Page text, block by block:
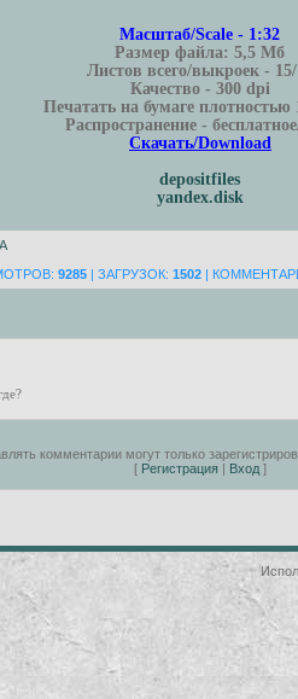
Масштаб/Scale - 1:32
Размер файла: 5,5 Мб
Листов всего/выкроек -
Качество - 300 dpi
Печатать на бумаге плотностью
Распространение - бесплатное
Скачать/Download
depositfiles
yandex.disk
9285 | ЗАГРУЗОК:1502 |
комментарии могут только
[ Регистрация | Вход ]